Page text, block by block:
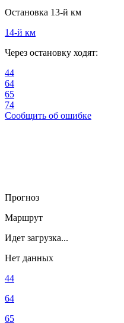
Остановка 13-й км
14-й км
Через остановку ходят:
44
64
65
74
Сообщить об ошибке
Прогноз
Маршрут
Идет загрузка...
Нет данных
44
64
65